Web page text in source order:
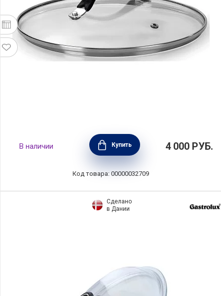
Крышка 33 Carati, диаметр 24 см, стекло,
Barazzoni, Италия, 84913502497
В наличии Купить 4 000 РУБ.
Код товара: 00000032709
Сделано
в Дании